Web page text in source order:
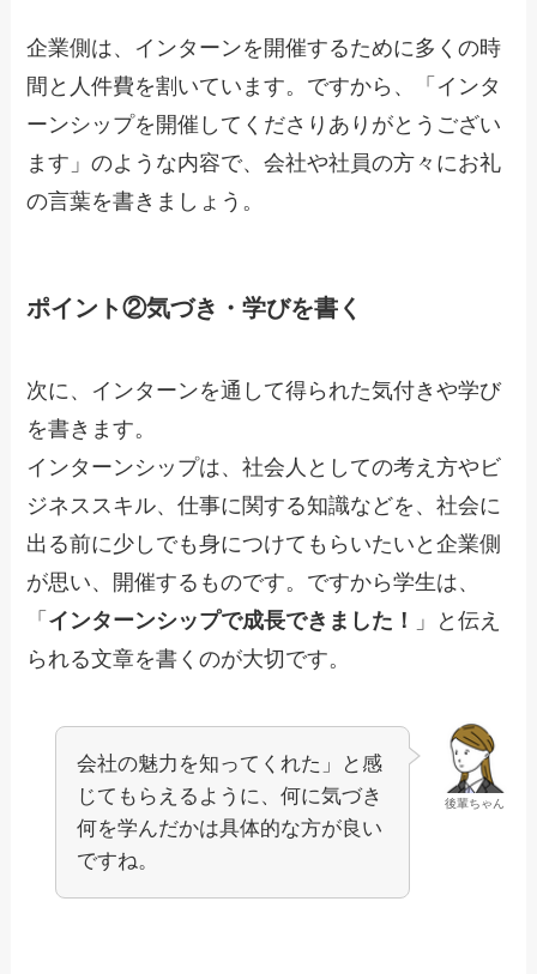
企業側は、インターンを開催するために多くの時
間と人件費を割いています。ですから、「インタ
ーンシップを開催してくださりありがとうござい
ます」のような内容で、会社や社員の方々にお礼
の言葉を書きましょう。
ポイント②気づき・学びを書く
次に、インターンを通して得られた気付きや学び
を書きます。
インターンシップは、社会人としての考え方やビ
ジネススキル、仕事に関する知識などを、社会に
出る前に少しでも身につけてもらいたいと企業側
が思い、開催するものです。ですから学生は、
「 インターンシップで成長できました！
」と伝え
られる文章を書くのが大切です。
後輩ちゃん
会社の魅力を知ってくれた」と感
じてもらえるように、何に気づき
何を学んだかは具体的な方が良い
ですね。